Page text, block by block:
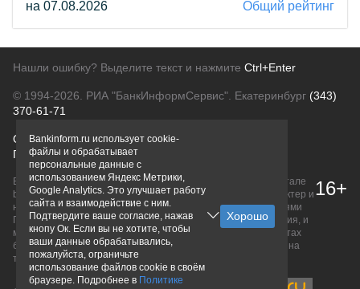
на 07.08.2026 Общий рейтинг
Нашли ошибку? Выделите текст и нажмите Ctrl+Enter
© 1994-2026. РИА "БанкИнформСервис". Екатеринбург (343)
370-61-71
О проектеПолитика конфиденциальности
Правовая информацияДля рекламодателей
Вся информация о продуктах банков, размещенная на портале
bankinform.ru, носит исключительно ознакомительный характер и
не является публичной офертой, определяемой положениями
ГК РФ. Информация не содержит точного и полного описания, и
может быть изменена. Конечные условия уточняйте на сайтах
банков или при личном обращении. Исключительное право на
товарные знаки принадлежит их правообладателям.
16+
Bankinform.ru использует cookie-
файлы и обрабатывает
персональные данные с
использованием Яндекс Метрики,
Google Analytics. Это улучшает работу
сайта и взаимодействие с ним.
Подтвердите ваше согласие, нажав
кнопу Ок. Если вы не хотите, чтобы
ваши данные обрабатывались,
пожалуйста, ограничьте
использование файлов cookie в своём
браузере. Подробнее в Политике